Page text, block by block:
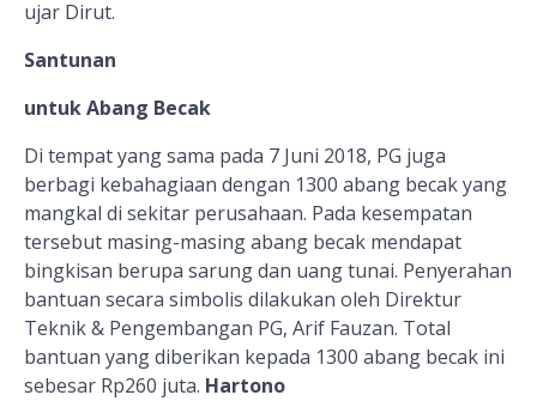
ujar Dirut.
Santunan
untuk Abang Becak
Di tempat yang sama pada 7 Juni 2018, PG juga
berbagi kebahagiaan dengan 1300 abang becak yang
mangkal di sekitar perusahaan. Pada kesempatan
tersebut masing-masing abang becak mendapat
bingkisan berupa sarung dan uang tunai. Penyerahan
bantuan secara simbolis dilakukan oleh Direktur
Teknik & Pengembangan PG, Arif Fauzan. Total
bantuan yang diberikan kepada 1300 abang becak ini
sebesar Rp260 juta. Hartono